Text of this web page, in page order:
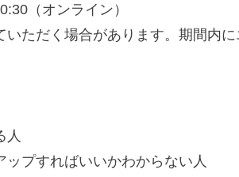
（オンライン）
ただく場合があります。期間内に
人
プすればいいかわからない人